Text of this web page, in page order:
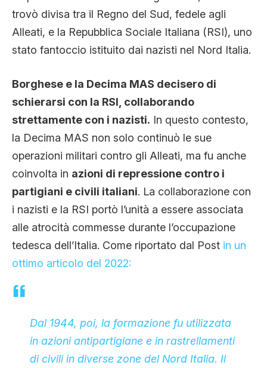
trovò divisa tra il Regno del Sud, fedele agli
Alleati, e la Repubblica Sociale Italiana (RSI), uno
stato fantoccio istituito dai nazisti nel Nord Italia.
Borghese e la Decima MAS decisero di
schierarsi con la RSI, collaborando
strettamente con i nazisti. In questo contesto,
la Decima MAS non solo continuò le sue
operazioni militari contro gli Alleati, ma fu anche
coinvolta in azioni di repressione contro i
partigiani e civili italiani. La collaborazione con
i nazisti e la RSI portò l’unità a essere associata
alle atrocità commesse durante l’occupazione
tedesca dell’Italia. Come riportato dal Post in un
ottimo articolo del 2022:
Dal 1944, poi, la formazione fu utilizzata
in azioni antipartigiane e in rastrellamenti
di civili in diverse zone del Nord Italia. Il